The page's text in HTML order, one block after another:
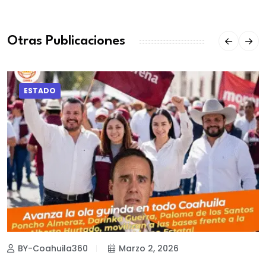
Otras Publicaciones
ESTADO
BY-Coahuila360 Marzo 2, 2026